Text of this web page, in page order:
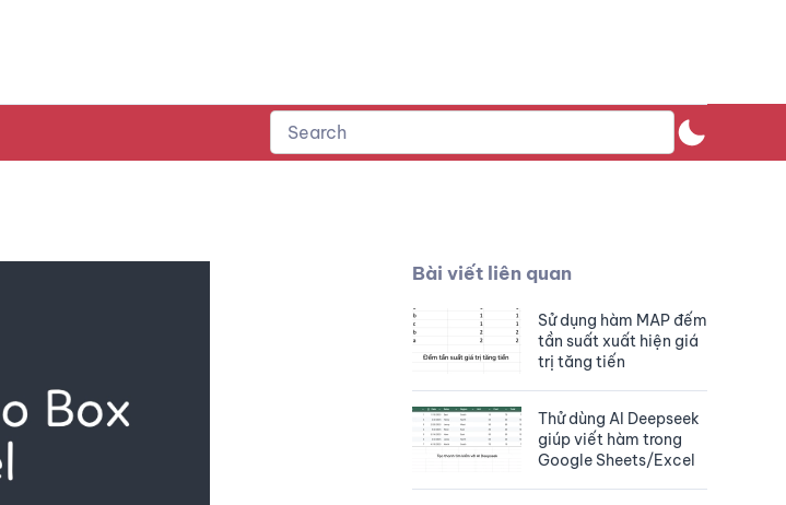
Bài viết liên quan
Sử dụng hàm MAP đếm
tần suất xuất hiện giá
trị tăng tiến
Thử dùng AI Deepseek
giúp viết hàm trong
Google Sheets/Excel